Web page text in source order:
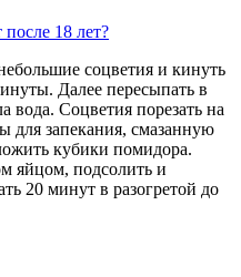
18 лет?
соцветия и кинуть
Далее пересыпать в
вода. Соцветия порезать на
для запекания, смазанную
кубики помидора.
яйцом, подсолить и
20 минут в разогретой до